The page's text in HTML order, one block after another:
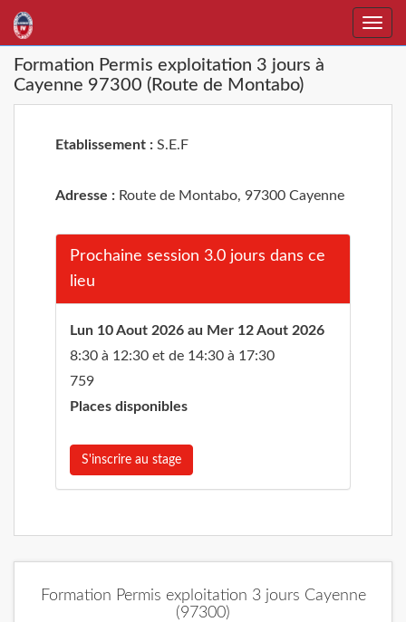
Toggle
Formation Permis exploitation 3 jours à
Cayenne 97300 (Route de Montabo)
Etablissement : S.E.F
Adresse : Route de Montabo, 97300 Cayenne
Prochaine session 3.0 jours dans ce
lieu
Lun 10 Aout 2026 au Mer 12 Aout 2026
8:30 à 12:30 et de 14:30 à 17:30
759
Places disponibles
S'inscrire au stage
Formation Permis exploitation 3 jours Cayenne
(97300)